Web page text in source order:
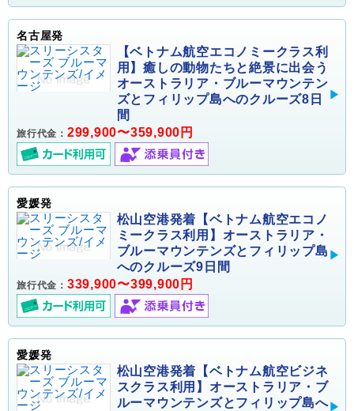
名古屋発
【ベトナム航空エコノミークラス利
用】癒しの動物たちと絶景に出会う
オーストラリア・ブルーマウンテン
ズとフィリップ島へのクルーズ8日
間
旅行代金： 299,900〜359,900円
愛媛発
松山空港発着【ベトナム航空エコノ
ミークラス利用】オーストラリア・
ブルーマウンテンズとフィリップ島
へのクルーズ9日間
旅行代金： 339,900〜399,900円
愛媛発
松山空港発着【ベトナム航空ビジネ
スクラス利用】オーストラリア・ブ
ルーマウンテンズとフィリップ島へ